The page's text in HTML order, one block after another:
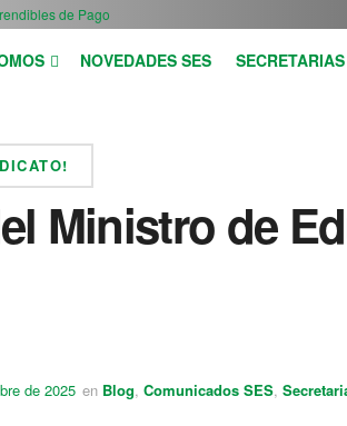
de Pago
NOVEDADES SES SECRETARIAS
Ministro de
de 2025 en Blog, Comunicados SES,